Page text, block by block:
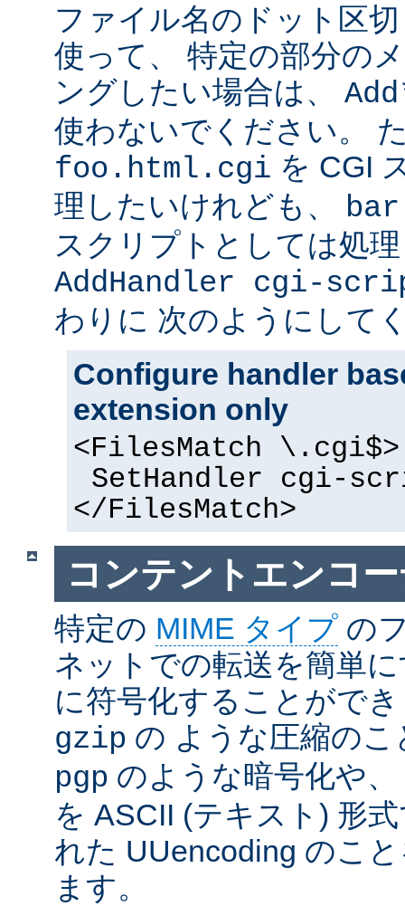
ファイル名のドット区
使って、 特定の部分の
ングしたい場合は、
使わないでください。
foo.html.cgi を CGI
理したいけれども、
スクリプトとしては処
AddHandler cgi-
わりに 次のようにして
Configure handler
extension only
<FilesMatch \.cgi$>
SetHandler cgi-
</FilesMatch>
コンテントエンコ
特定の MIME タイプ の
ネットでの転送を簡単
に符号化することがで
gzip の ような圧縮の
pgp のような暗号化や
を ASCII (テキスト) 形
れた UUencoding のこ
ます。